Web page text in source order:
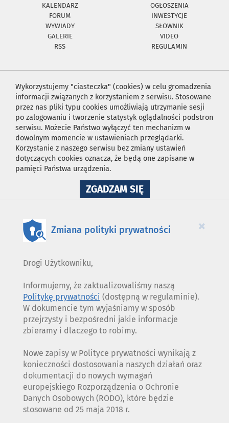
KALENDARZ
OGŁOSZENIA
FORUM
INWESTYCJE
WYWIADY
SŁOWNIK
GALERIE
VIDEO
RSS
REGULAMIN
Wykorzystujemy "ciasteczka" (cookies) w celu gromadzenia
informacji związanych z korzystaniem z serwisu. Stosowane
przez nas pliki typu cookies umożliwiają utrzymanie sesji
po zalogowaniu i tworzenie statystyk oglądalności podstron
serwisu. Możecie Państwo wyłączyć ten mechanizm w
dowolnym momencie w ustawieniach przeglądarki.
Korzystanie z naszego serwisu bez zmiany ustawień
dotyczących cookies oznacza, że będą one zapisane w
pamięci Państwa urządzenia.
ZGADZAM SIĘNA
WYKORZYSTANIE
×
Zmiana polityki prywatności
Drogi Użytkowniku,
Informujemy, że zaktualizowaliśmy naszą
Politykę prywatności (dostępną w regulaminie).
W dokumencie tym wyjaśniamy w sposób
przejrzysty i bezpośredni jakie informacje
zbieramy i dlaczego to robimy.
Nowe zapisy w Polityce prywatności wynikają z
konieczności dostosowania naszych działań oraz
dokumentacji do nowych wymagań
europejskiego Rozporządzenia o Ochronie
Danych Osobowych (RODO), które będzie
stosowane od 25 maja 2018 r.